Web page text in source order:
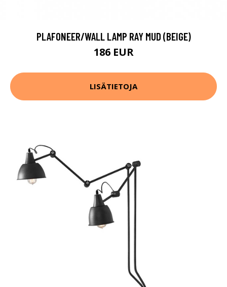
PLAFONEER/WALL LAMP RAY MUD (BEIGE)
186 EUR
LISÄTIETOJA